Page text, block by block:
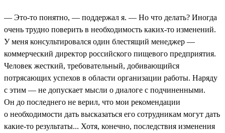
— Это-то понятно, — поддержал я. — Но что делать? Иногда
очень трудно поверить в необходимость каких-то изменений.
У меня консультировался один блестящий менеджер —
коммерческий директор российского пищевого предприятия.
Человек жесткий, требовательный, добивающийся
потрясающих успехов в области организации работы. Наряду
с этим — не допускает мысли о диалоге с подчиненными.
Он до последнего не верил, что мои рекомендации
о необходимости дать высказаться его сотрудникам могут дать
какие-то результаты... Хотя, конечно, последствия изменения